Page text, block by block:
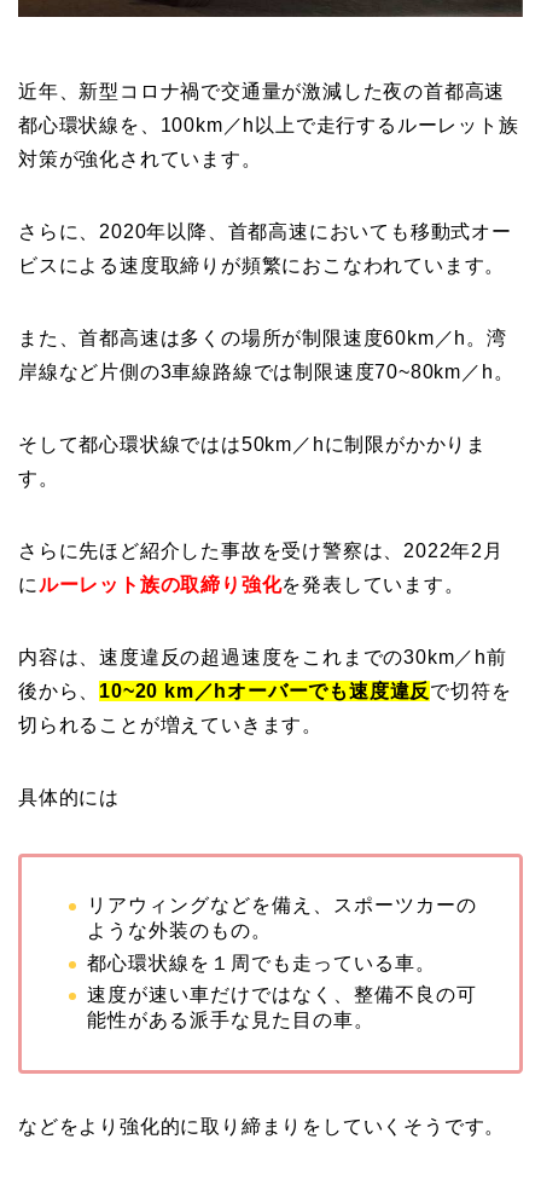
近年、新型コロナ禍で交通量が激減した夜の首都高速
都心環状線を、100km／h以上で走行するルーレット族
対策が強化されています。
さらに、2020年以降、首都高速においても移動式オー
ビスによる速度取締りが頻繁におこなわれています。
また、首都高速は多くの場所が制限速度60km／h。湾
岸線など片側の3車線路線では制限速度70~80km／h。
そして都心環状線ではは50km／hに制限がかかりま
す。
さらに先ほど紹介した事故を受け警察は、2022年2月
に ルーレット族の取締り強化を発表しています。
内容は、速度違反の超過速度をこれまでの30km／h前
後から、 10~20 km／hオーバーでも速度違反 で切符を
切られることが増えていきます。
具体的には
リアウィングなどを備え、スポーツカーの
ような外装のもの。
都心環状線を１周でも走っている車。
速度が速い車だけではなく、整備不良の可
能性がある派手な見た目の車。
などをより強化的に取り締まりをしていくそうです。